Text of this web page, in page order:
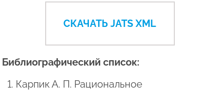
СКАЧАТЬ JATS XML
Библиографический список:
Карпик А. П. Рациональное